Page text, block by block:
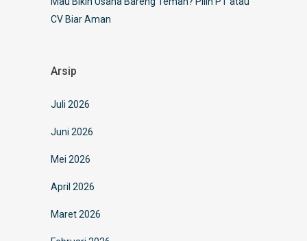
CV Biar Aman
Arsip
Juli 2026
Juni 2026
Mei 2026
April 2026
Maret 2026